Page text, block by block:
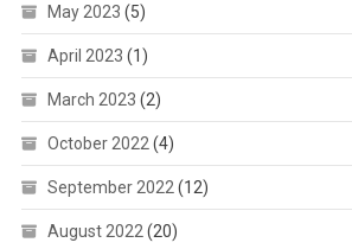
May 2023 (5)
April 2023 (1)
March 2023 (2)
October 2022 (4)
September 2022 (12)
August 2022 (20)